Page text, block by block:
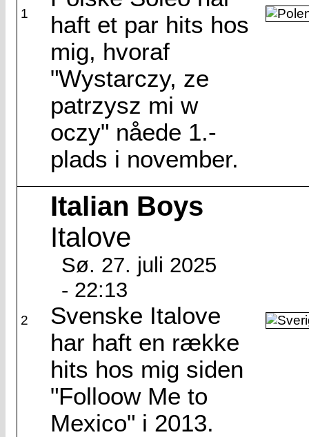
1
haft et par hits hos
mig, hvoraf
"Wystarczy, ze
patrzysz mi w
oczy" nåede 1.-
plads i november.
2
Italian Boys
Italove
Sø. 27. juli 2025
- 22:13
Svenske Italove
har haft en række
hits hos mig siden
"Folloow Me to
Mexico" i 2013.